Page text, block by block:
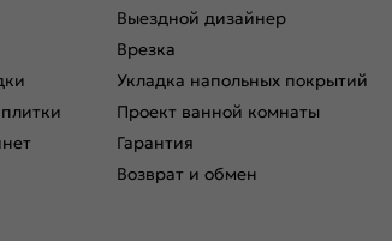
Выездной дизайнер
Врезка
Укладка напольных покрытий
Проект ванной комнаты
Гарантия
Возврат и обмен